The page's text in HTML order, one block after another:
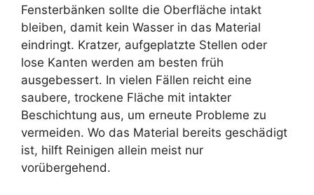
Fensterbänken sollte die Oberfläche intakt
bleiben, damit kein Wasser in das Material
eindringt. Kratzer, aufgeplatzte Stellen oder
lose Kanten werden am besten früh
ausgebessert. In vielen Fällen reicht eine
saubere, trockene Fläche mit intakter
Beschichtung aus, um erneute Probleme zu
vermeiden. Wo das Material bereits geschädigt
ist, hilft Reinigen allein meist nur
vorübergehend.